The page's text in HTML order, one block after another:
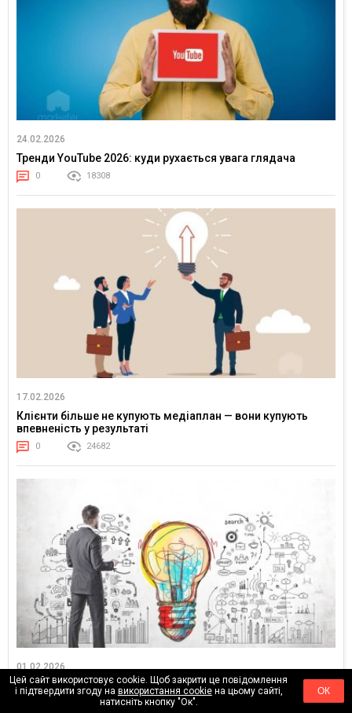
24.02.2026
Тренди YouTube 2026: куди рухається увага глядача
0 18308
17.02.2026
Клієнти більше не купують медіаплан — вони купують
впевненість у результаті
0 24682
01.02.2026
Від “оптимізації реклами” до керування попитом: ціннісна
логіка маркетингу
Цей сайт використовує cookie. Щоб закрити це повідомлення
і підтвердити згоду на використання cookieна цьому сайті,
натисніть кнопку "Ок".
ОК